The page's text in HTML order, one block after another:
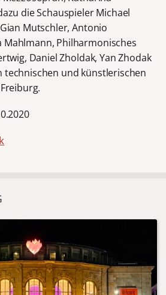
die Schauspieler Michael
Mutschler, Antonio
Mahlmann, Philharmonisches
Daniel Zholdak, Yan Zhodak
technischen und künstlerischen